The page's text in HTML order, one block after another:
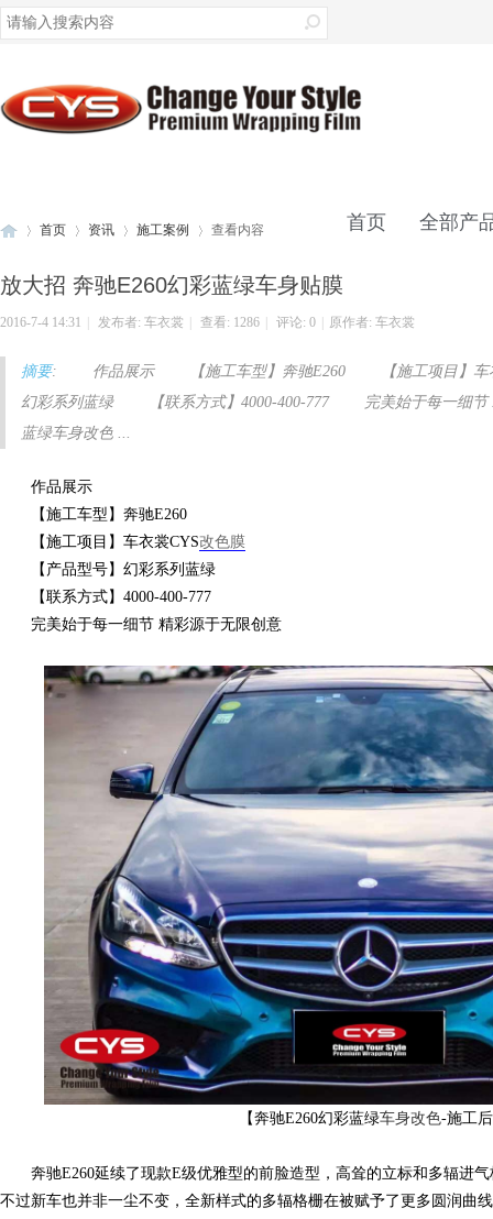
首页 全部产
联系我们
车
网,
›
首页
›
资讯
›
施工案例 查看内容
放大招 奔驰E260幻彩蓝绿车身贴膜
2016-7-4 14:31 发布者: 车衣裳 查看: 1286 评论: 0 原作者: 车衣裳
摘要: 作品展示 【施工车型】奔驰E260 【施工项目】车
幻彩系列蓝绿 【联系方式】4000-400-777 完美始于每一细节
蓝绿车身改色 ...
作品展示
【施工车型】奔驰E260
【施工项目】车衣裳CYS改色膜
【产品型号】幻彩系列蓝绿
【联系方式】4000-400-777
完美始于每一细节 精彩源于无限创意
【奔驰E260幻彩蓝绿车身改色-施工
奔驰E260延续了现款E级优雅型的前脸造型，高耸的立标和多辐进气
不过新车也并非一尘不变，全新样式的多辐格栅在被赋予了更多圆润曲